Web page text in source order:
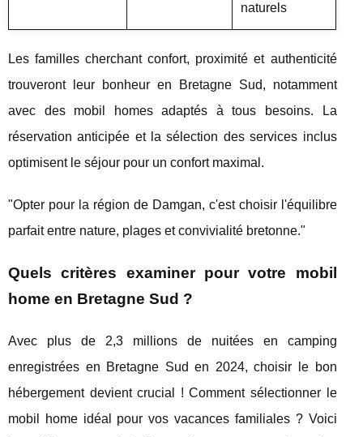
naturels
Les familles cherchant confort, proximité et authenticité
trouveront leur bonheur en Bretagne Sud, notamment
avec des mobil homes adaptés à tous besoins. La
réservation anticipée et la sélection des services inclus
optimisent le séjour pour un confort maximal.
"Opter pour la région de Damgan, c'est choisir l'équilibre
parfait entre nature, plages et convivialité bretonne."
Quels critères examiner pour votre mobil
home en Bretagne Sud ?
Avec plus de 2,3 millions de nuitées en camping
enregistrées en Bretagne Sud en 2024, choisir le bon
hébergement devient crucial ! Comment sélectionner le
mobil home idéal pour vos vacances familiales ? Voici